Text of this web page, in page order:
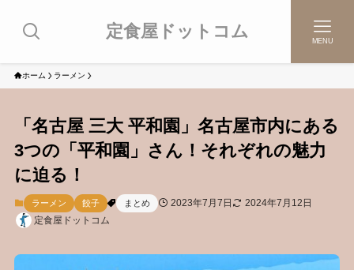
定食屋ドットコム MENU
ホーム ラーメン
「名古屋 三大 平和園」名古屋市内にある
3つの「平和園」さん！それぞれの魅力
に迫る！
ラーメン 餃子 まとめ 2023年7月7日
2024年7月12日
定食屋ドットコム